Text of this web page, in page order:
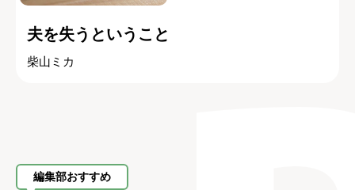
夫を失うということ
柴山ミカ
編集部おすすめ